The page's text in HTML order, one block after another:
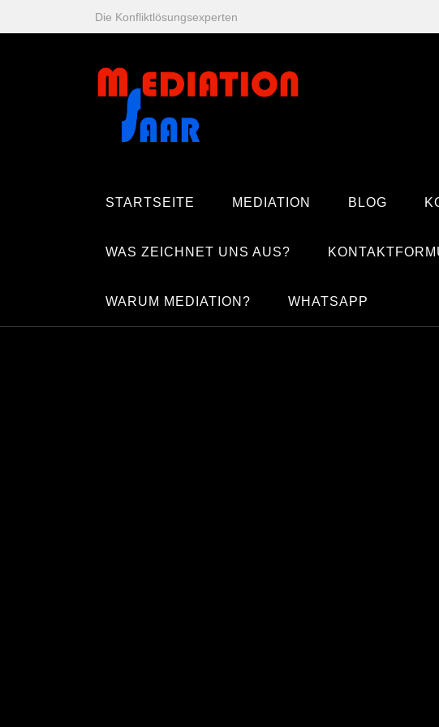
Inhalt
Die Konfliktlösungsexperten
STARTSEITE MEDIATION BLOG
WAS ZEICHNET UNS AUS?
WARUM MEDIATION? WHATSAPP